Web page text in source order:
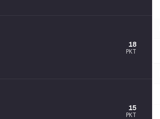
18
PKT
15
PKT